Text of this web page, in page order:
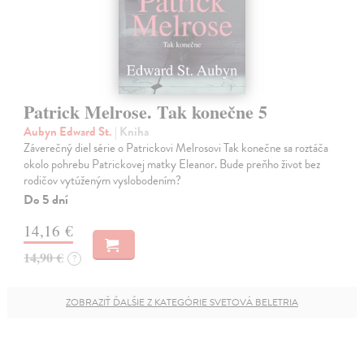
Patrick Melrose. Tak konečne 5
Aubyn Edward St. | Kniha
Záverečný diel série o Patrickovi Melrosovi Tak konečne sa roztáča
okolo pohrebu Patrickovej matky Eleanor. Bude preňho život bez
rodičov vytúženým vyslobodením?
Do 5 dní
14,16 €
14,90 € ?
ZOBRAZIŤ ĎALŠIE Z KATEGÓRIE SVETOVÁ BELETRIA